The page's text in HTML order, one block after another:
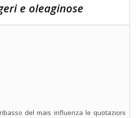
e oleaginose
del mais influenza le quotazioni